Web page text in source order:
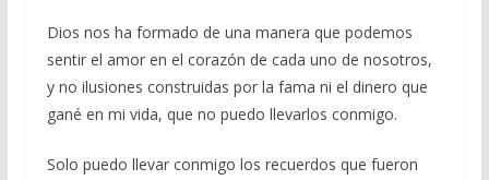
Dios nos ha formado de una manera que podemos
sentir el amor en el corazón de cada uno de nosotros,
y no ilusiones construidas por la fama ni el dinero que
gané en mi vida, que no puedo llevarlos conmigo.
Solo puedo llevar conmigo los recuerdos que fueron